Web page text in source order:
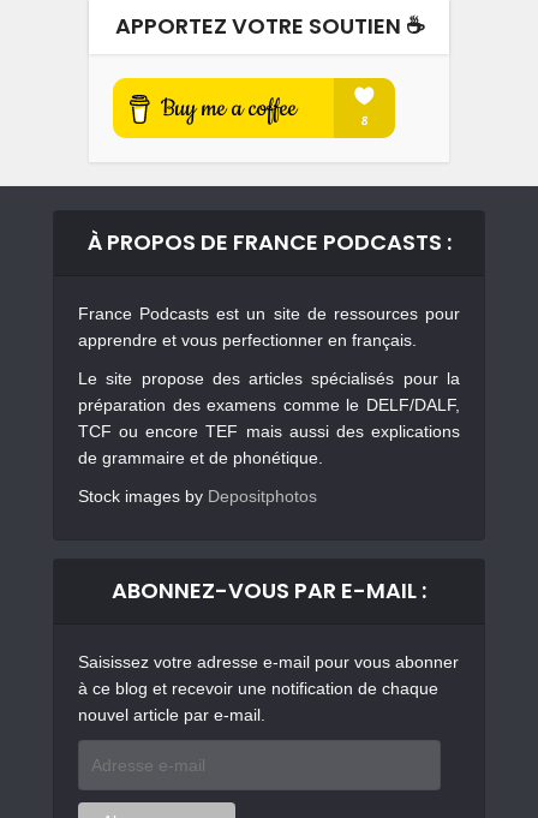
APPORTEZ VOTRE SOUTIEN ☕️
À PROPOS DE FRANCE PODCASTS :
France Podcasts est un site de ressources pour
apprendre et vous perfectionner en français.
Le site propose des articles spécialisés pour la
préparation des examens comme le DELF/DALF,
TCF ou encore TEF mais aussi des explications
de grammaire et de phonétique.
Stock images by Depositphotos
ABONNEZ-VOUS PAR E-MAIL :
Saisissez votre adresse e-mail pour vous abonner
à ce blog et recevoir une notification de chaque
nouvel article par e-mail.
mail